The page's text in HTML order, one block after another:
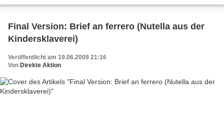
Final Version: Brief an ferrero (Nutella aus der
Kindersklaverei)
Veröffentlicht am 19.06.2009 21:16
Von Direkte Aktion